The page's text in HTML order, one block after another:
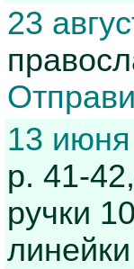
23
13 июня
р. 41-
ручки